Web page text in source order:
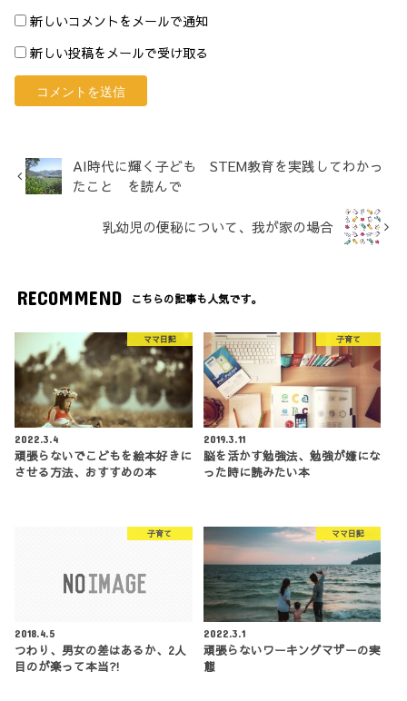
新しいコメントをメールで通知
新しい投稿をメールで受け取る
AI時代に輝く子ども STEM教育を実践してわかっ
たこと を読んで
乳幼児の便秘について、我が家の場合
RECOMMEND こちらの記事も人気です。
ママ日記
2022.3.4
頑張らないでこどもを絵本好きに
させる方法、おすすめの本
子育て
2019.3.11
脳を活かす勉強法、勉強が嫌にな
った時に読みたい本
子育て
2018.4.5
つわり、男女の差はあるか、2人
目のが楽って本当⁈
ママ日記
2022.3.1
頑張らないワーキングマザーの実
態